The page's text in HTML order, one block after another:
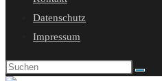
Datenschutz
Impressum